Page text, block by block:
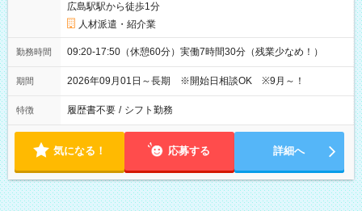
広島駅駅から徒歩1分
人材派遣・紹介業
勤務時間 09:20-17:50（休憩60分）実働7時間30分（残業少なめ！）
期間 2026年09月01日～長期 ※開始日相談OK ※9月～！
特徴 履歴書不要 / シフト勤務
気になる！ 応募する 詳細へ